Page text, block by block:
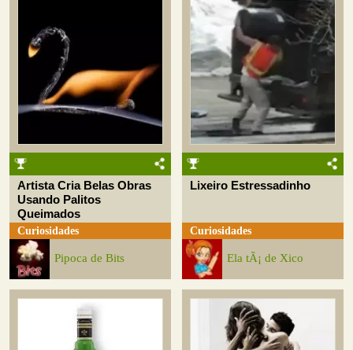
Artista Cria Belas Obras
Usando Palitos
Queimados
Curiosidades
Pipoca de Bits
Lixeiro Estressadinho
Curiosidades
Ela tÃ¡ de Xico